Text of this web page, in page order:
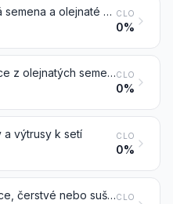
Ostatní olejnatá semena a olejnaté plody, též drcené CLO
0%
Mouka a krupice z olejnatých semen nebo olejnatých plodů, kromě hořčičné mouky a krupiceCLO
0%
a výtrusy k setí CLO
0%
Chmelové šištice, čerstvé nebo sušené, též drcené, v prášku nebo ve formě pelet; lupulinCLO